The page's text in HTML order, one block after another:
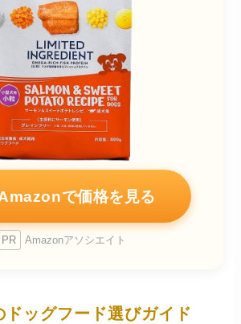
で価格を見る
PR Amazonアソシエイト
ッグフード選びガイド